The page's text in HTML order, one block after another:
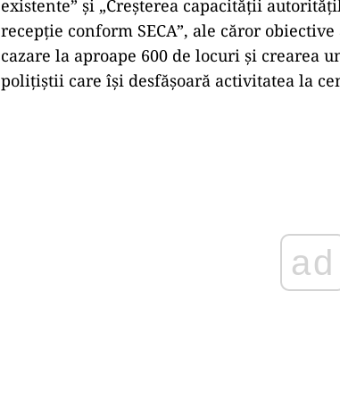
existente” și „Creşterea capacităţii
recepţie conform SECA”, ale căror
cazare la aproape 600 de locuri și crearea
poliţiştii care îşi desfăşoară activitatea la